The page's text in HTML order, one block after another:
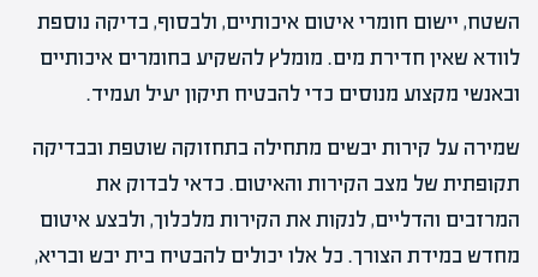
השטח, יישום חומרי איטום איכותיים, ולבסוף, בדיקה נוספת
לוודא שאין חדירת מים. מומלץ להשקיע בחומרים איכותיים
ובאנשי מקצוע מנוסים כדי להבטיח תיקון יעיל ועמיד.
שמירה על קירות יבשים מתחילה בתחזוקה שוטפת ובבדיקה
תקופתית של מצב הקירות והאיטום. כדאי לבדוק את
המרזבים והדליים, לנקות את הקירות מלכלוך, ולבצע איטום
מחדש במידת הצורך. כל אלו יכולים להבטיח בית יבש ובריא,